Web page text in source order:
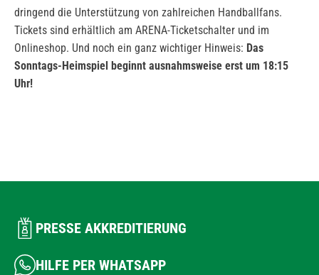
dringend die Unterstützung von zahlreichen Handballfans.
Tickets sind erhältlich am ARENA-Ticketschalter und im
Onlineshop. Und noch ein ganz wichtiger Hinweis: Das
Sonntags-Heimspiel beginnt ausnahmsweise erst um 18:15
Uhr!
PRESSE AKKREDITIERUNG
HILFE PER WHATSAPP